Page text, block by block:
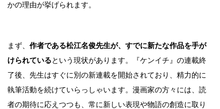
かの理由が挙げられます。
まず、 作者である松江名俊先生が、すでに新たな作品を手が
けられているという現状があります。『ケンイチ』の連載終
了後、先生はすぐに別の新連載を開始されており、精力的に
執筆活動を続けていらっしゃいます。漫画家の方々には、読
者の期待に応えつつも、常に新しい表現や物語の創造に取り